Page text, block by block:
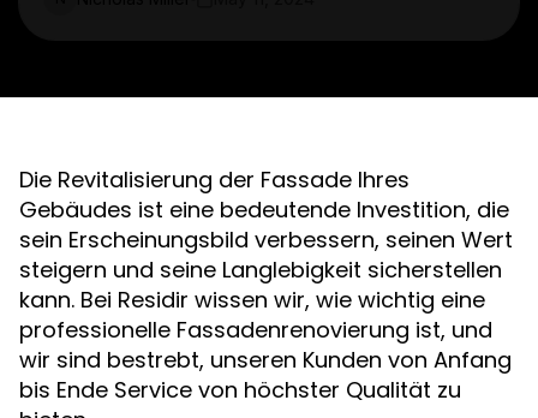
Die Revitalisierung der Fassade Ihres
Gebäudes ist eine bedeutende Investition, die
sein Erscheinungsbild verbessern, seinen Wert
steigern und seine Langlebigkeit sicherstellen
kann. Bei Residir wissen wir, wie wichtig eine
professionelle Fassadenrenovierung ist, und
wir sind bestrebt, unseren Kunden von Anfang
bis Ende Service von höchster Qualität zu